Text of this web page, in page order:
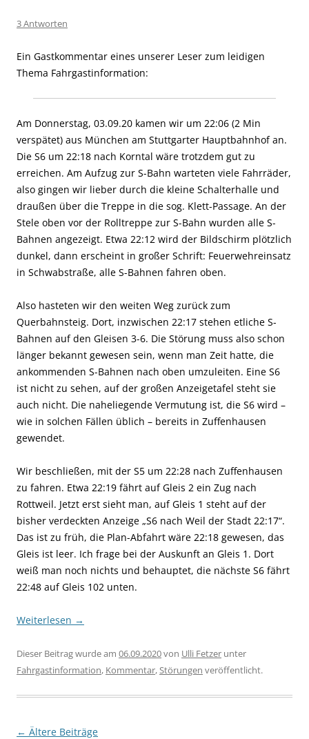
3 Antworten
Ein Gastkommentar eines unserer Leser zum leidigen
Thema Fahrgastinformation:
Am Donnerstag, 03.09.20 kamen wir um 22:06 (2 Min
verspätet) aus München am Stuttgarter Hauptbahnhof an.
Die S6 um 22:18 nach Korntal wäre trotzdem gut zu
erreichen. Am Aufzug zur S-Bahn warteten viele Fahrräder,
also gingen wir lieber durch die kleine Schalterhalle und
draußen über die Treppe in die sog. Klett-Passage. An der
Stele oben vor der Rolltreppe zur S-Bahn wurden alle S-
Bahnen angezeigt. Etwa 22:12 wird der Bildschirm plötzlich
dunkel, dann erscheint in großer Schrift: Feuerwehreinsatz
in Schwabstraße, alle S-Bahnen fahren oben.
Also hasteten wir den weiten Weg zurück zum
Querbahnsteig. Dort, inzwischen 22:17 stehen etliche S-
Bahnen auf den Gleisen 3-6. Die Störung muss also schon
länger bekannt gewesen sein, wenn man Zeit hatte, die
ankommenden S-Bahnen nach oben umzuleiten. Eine S6
ist nicht zu sehen, auf der großen Anzeigetafel steht sie
auch nicht. Die naheliegende Vermutung ist, die S6 wird –
wie in solchen Fällen üblich – bereits in Zuffenhausen
gewendet.
Wir beschließen, mit der S5 um 22:28 nach Zuffenhausen
zu fahren. Etwa 22:19 fährt auf Gleis 2 ein Zug nach
Rottweil. Jetzt erst sieht man, auf Gleis 1 steht auf der
bisher verdeckten Anzeige „S6 nach Weil der Stadt 22:17“.
Das ist zu früh, die Plan-Abfahrt wäre 22:18 gewesen, das
Gleis ist leer. Ich frage bei der Auskunft an Gleis 1. Dort
weiß man noch nichts und behauptet, die nächste S6 fährt
22:48 auf Gleis 102 unten.
Weiterlesen →
Dieser Beitrag wurde am 06.09.2020von Ulli Fetzer unter
Fahrgastinformation, Kommentar,Störungen veröffentlicht.
Beitragsnavigation
← Ältere Beiträge